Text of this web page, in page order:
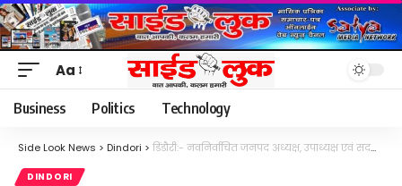
Font
Resizer
Aa
Business Politics Technology
Side Look News > Dindori > डिंडौरी:- नवनिर्वाचित जनपद अध्यक्ष, उपाध्यक्ष एवं सदस्यों का शपथ ग्रहण समारोह संपन्न…..
DINDORI